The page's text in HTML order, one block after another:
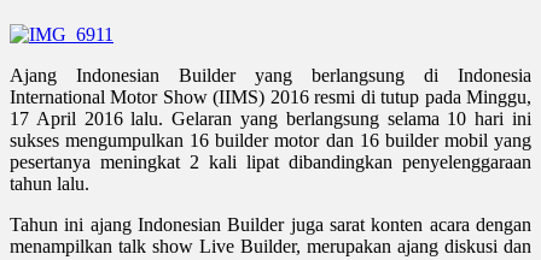
Ajang Indonesian Builder yang berlangsung di Indonesia
International Motor Show (IIMS) 2016 resmi di tutup pada Minggu,
17 April 2016 lalu. Gelaran yang berlangsung selama 10 hari ini
sukses mengumpulkan 16 builder motor dan 16 builder mobil yang
pesertanya meningkat 2 kali lipat dibandingkan penyelenggaraan
tahun lalu.
Tahun ini ajang Indonesian Builder juga sarat konten acara dengan
menampilkan talk show Live Builder, merupakan ajang diskusi dan